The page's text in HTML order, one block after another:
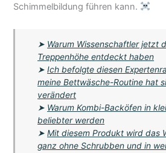
Schimmelbildung führen kann.
➤ Warum Wissenschaftler jetzt
Treppenhöhe entdeckt haben
➤Ich befolgte diesen
meine Bettwäsche-Routine hat
verändert
➤ Warum Kombi-Backöfen in
beliebter werden
➤Mit diesem Produkt wird das
ganz ohne Schrubben und in